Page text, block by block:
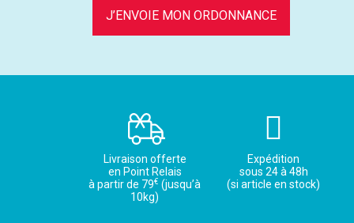
J’ENVOIE MON ORDONNANCE
Livraison offerte
en Point Relais
à partir de 79€ (jusqu’à
10kg)
Expédition
sous 24 à 48h
(si article en stock)